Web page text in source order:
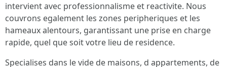
intervient avec professionnalisme et reactivite. Nous
couvrons egalement les zones peripheriques et les
hameaux alentours, garantissant une prise en charge
rapide, quel que soit votre lieu de residence.
Specialises dans le vide de maisons, d appartements, de